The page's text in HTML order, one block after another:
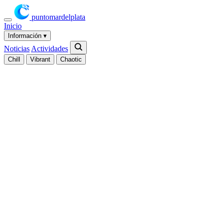
puntomardelplata
Inicio
Información ▾
Noticias Actividades
Chill Vibrant Chaotic